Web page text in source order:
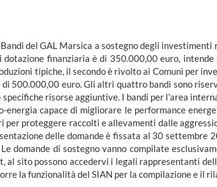
del GAL Marsica a sostegno degli
dotazione finanziaria è di 350.000,00 euro,
tipiche, il secondo è rivolto ai Comuni per
500.000,00 euro. Gli altri quattro bandi sono
specifiche risorse aggiuntive. I bandi per l’area
energia capace di migliorare le performance
proteggere raccolti e allevamenti dalle
delle domande è fissata al 30
Le domande di sostegno vanno compilate
al sito possono accedervi i legali rappresentanti
la funzionalità del SIAN per la compilazione e il